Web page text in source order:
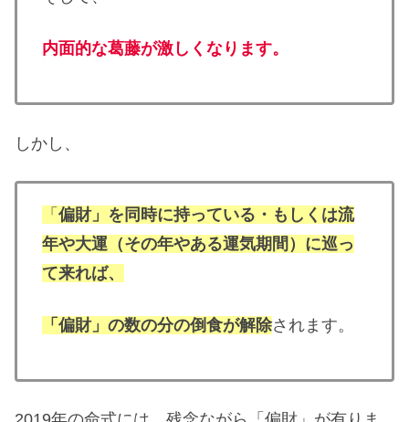
内面的な葛藤が激しくなります。
しかし、
「 偏財」を同時に持っている・もしくは流
年や大運（その年やある運気期間）に巡っ
て来れば、
「偏財」の数の分の倒食が解除されます。